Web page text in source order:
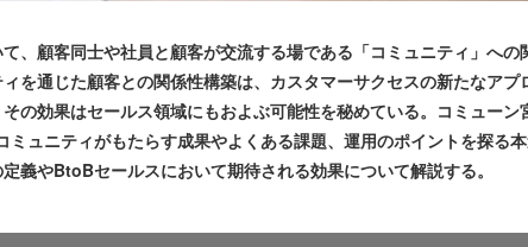
、顧客同士や社員と顧客が交流する場である「コミュニティ」への
を通じた顧客との関係性構築は、カスタマーサクセスの新たなアプ
の効果はセールス領域にもおよぶ可能性を秘めている。コミューン
ュニティがもたらす成果やよくある課題、運用のポイントを探る
義やBtoBセールスにおいて期待される効果について解説する。